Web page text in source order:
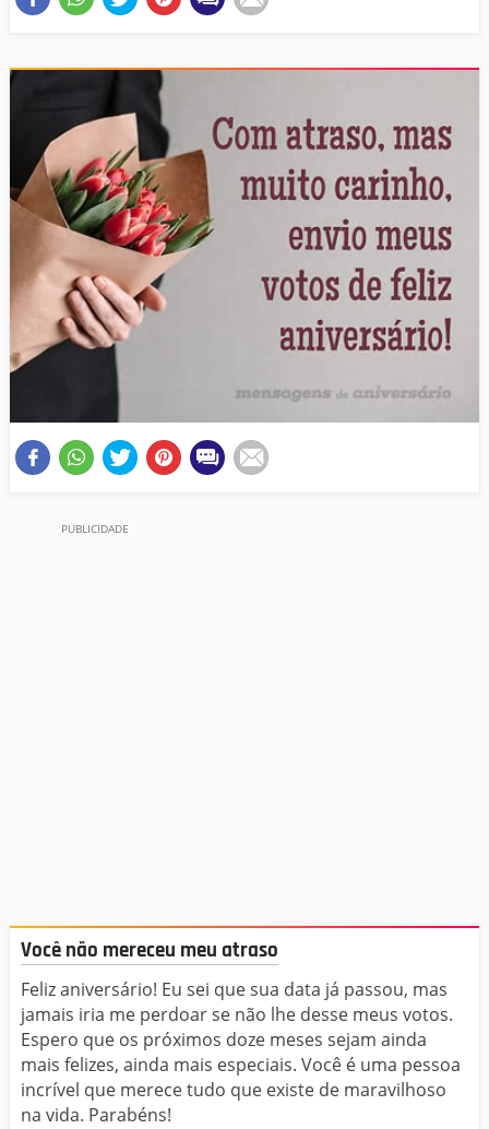
Você não mereceu meu atraso
Feliz aniversário! Eu sei que sua data já passou, mas
jamais iria me perdoar se não lhe desse meus votos.
Espero que os próximos doze meses sejam ainda
mais felizes, ainda mais especiais. Você é uma pessoa
incrível que merece tudo que existe de maravilhoso
na vida. Parabéns!